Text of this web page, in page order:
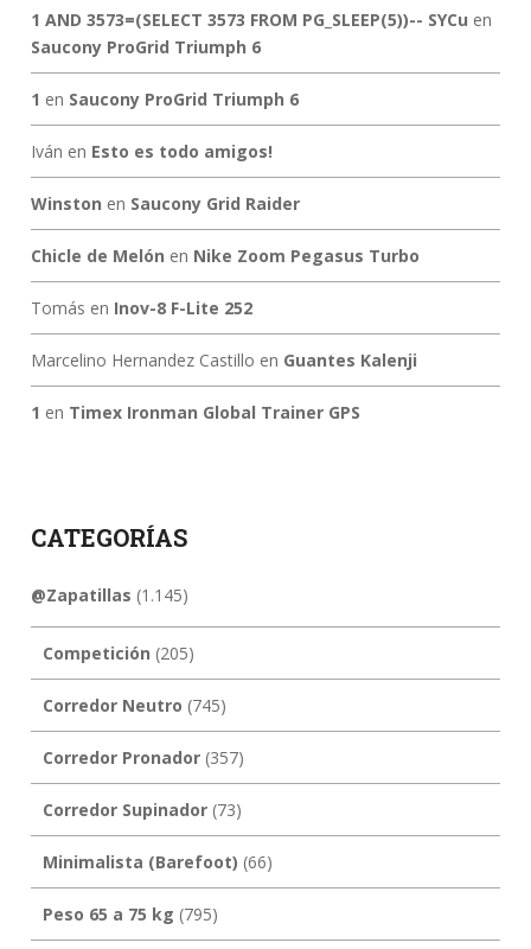
1 AND 3573=(SELECT 3573 FROM PG_SLEEP(5))-- SYCu en
Saucony ProGrid Triumph 6
1 en Saucony ProGrid Triumph 6
Iván en Esto es todo amigos!
Winston en Saucony Grid Raider
Chicle de Melón en Nike Zoom Pegasus Turbo
Tomás en Inov-8 F-Lite 252
Marcelino Hernandez Castillo en Guantes Kalenji
1 en Timex Ironman Global Trainer GPS
CATEGORÍAS
@Zapatillas (1.145)
Competición (205)
Corredor Neutro (745)
Corredor Pronador(357)
Corredor Supinador(73)
Minimalista (Barefoot) (66)
Peso 65 a 75 kg (795)